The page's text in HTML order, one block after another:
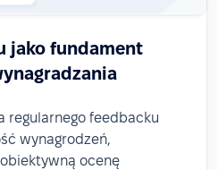
jako fundament
regularnego feedbacku
wynagrodzeń,
ocenę